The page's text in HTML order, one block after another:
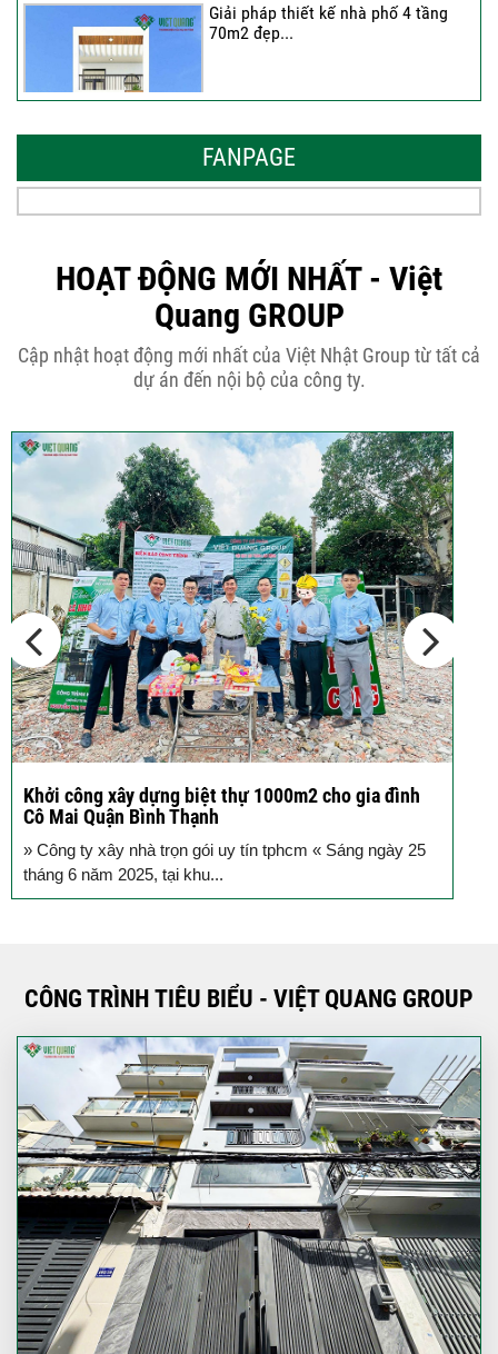
Giải pháp thiết kế nhà phố 4 tầng
70m2 đẹp...
đẹp, sang...
50m2...
Những điều cần biết khi thiết kế nhà
phố 5...
Cập nhật xu thế thiết kế nhà phố 5
tầng...
Các thiết kế nhà phố 2 tầng 110m2
đơn giản,...
FANPAGE
HOẠT ĐỘNG MỚI NHẤT - Việt
Quang GROUP
Cập nhật hoạt động mới nhất của Việt Nhật Group từ tất cả
dự án đến nội bộ của công ty.
Khởi công xây dựng nhà trọn gói 4x12m cùng gia
đình Anh Dũng quận Bình Thạnh
Sáng nay, tại đường Điện Biên Phủ, quận Bình Thạnh,
TP.HCM, lễ khởi công công trình xây dựng nhà phố...
CÔNG TRÌNH TIÊU BIỂU - VIỆT QUANG GROUP